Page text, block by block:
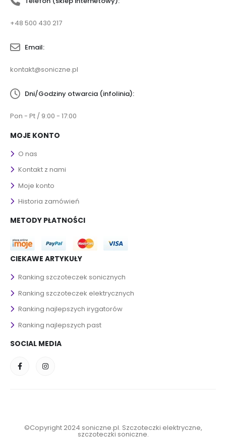
+48 500 430 217
Email:
kontakt@soniczne.pl
Dni/Godziny otwarcia (infolinia):
Pon - Pt / 9:00 - 17:00
MOJE KONTO
O nas
Kontakt z nami
Moje konto
Historia zamówień
METODY PŁATNOŚCI
CIEKAWE ARTYKUŁY
Ranking szczoteczek sonicznych
Ranking szczoteczek elektrycznych
Ranking najlepszych irygatorów
Ranking najlepszych past
SOCIAL MEDIA
©Copyright 2024 soniczne.pl. Szczoteczki elektryczne,
szczoteczki soniczne.